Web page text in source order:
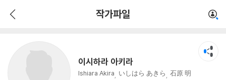
작가파일
이시하라 아키라
Ishiara Akira いしはら あきら
石原 明